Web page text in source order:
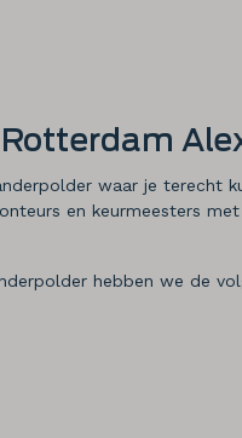
waar je terecht
en keurmeesters
hebben we de